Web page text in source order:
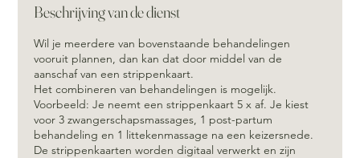
Beschrijving van de dienst
Wil je meerdere van bovenstaande behandelingen
vooruit plannen, dan kan dat door middel van de
aanschaf van een strippenkaart.
Het combineren van behandelingen is mogelijk.
Voorbeeld: Je neemt een strippenkaart 5 x af. Je kiest
voor 3 zwangerschapsmassages, 1 post-partum
behandeling en 1 littekenmassage na een keizersnede.
De strippenkaarten worden digitaal verwerkt en zijn